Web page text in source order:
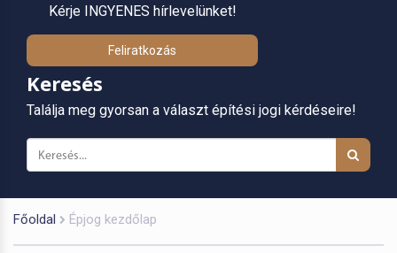
Kérje INGYENES hírlevelünket!
Feliratkozás
Keresés
Találja meg gyorsan a választ építési jogi kérdéseire!
Főoldal Épjog kezdőlap